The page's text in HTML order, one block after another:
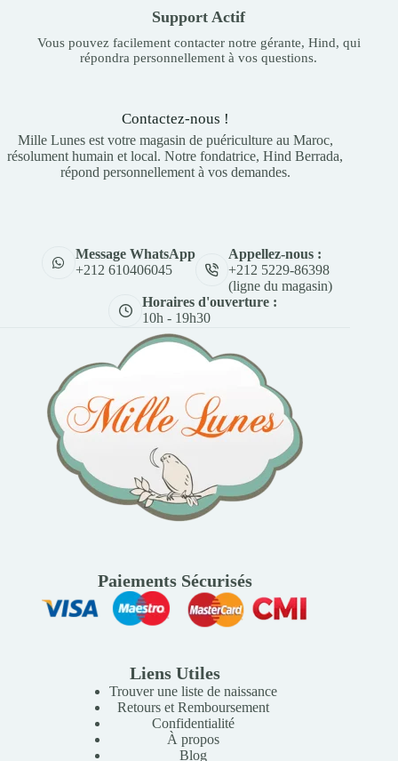
Support Actif
Vous pouvez facilement contacter notre gérante, Hind, qui
répondra personnellement à vos questions.
Contactez-nous !
Mille Lunes est votre magasin de puériculture au Maroc,
résolument humain et local. Notre fondatrice, Hind Berrada,
répond personnellement à vos demandes.
Message WhatsApp
+212 610406045
Appellez-nous :
+212 5229-86398
(ligne du magasin)
Horaires d'ouverture :
10h - 19h30
Paiements Sécurisés
Liens Utiles
Trouver une liste de naissance
Retours et Remboursement
Confidentialité
À propos
Blog